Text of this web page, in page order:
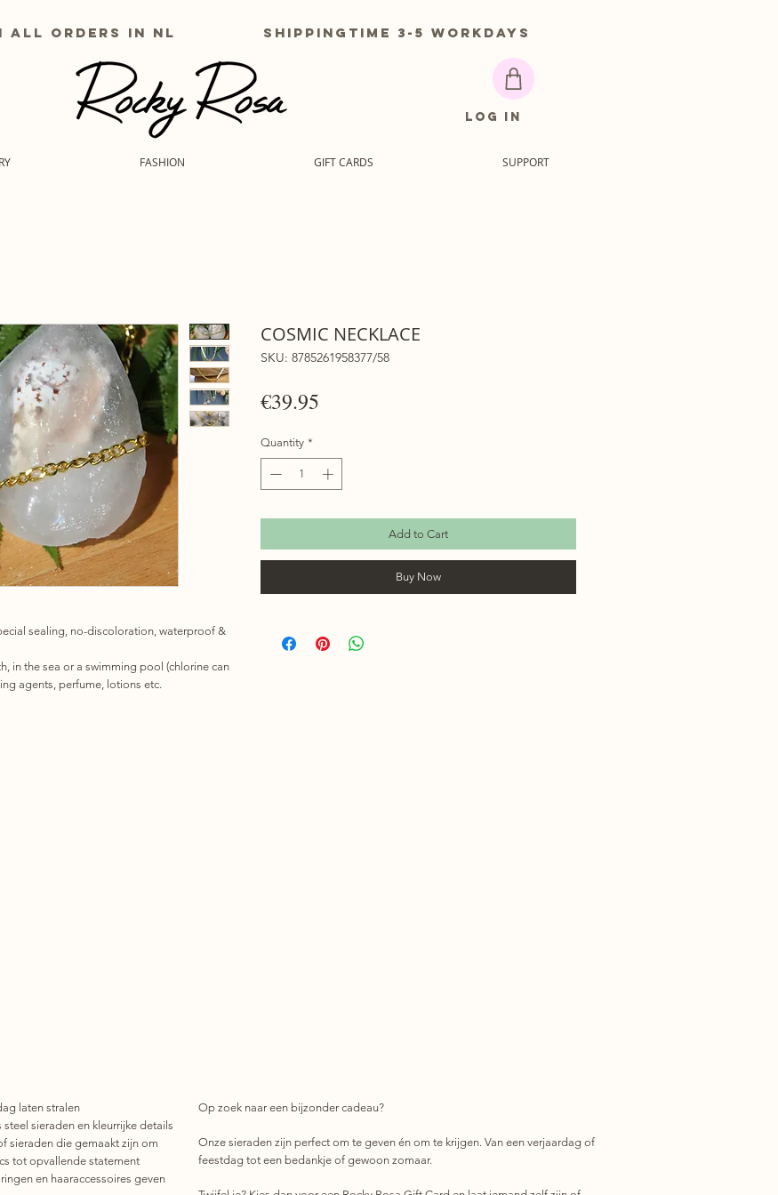
all orders in nl shippingtime 3-5 workdays
FASHION GIFT CARDS SUPPORT
Log In
sealing, no-discoloration, waterproof &
in the sea or a swimming pool (chlorine can
agents, perfume, lotions etc.
COSMIC NECKLACE
SKU: 8785261958377/58
€39.95
Quantity *
Add to Cart
Buy Now
laten stralen
sieraden en kleurrijke details
sieraden die gemaakt zijn om
tot opvallende statement
en haaraccessoires geven
Op zoek naar een bijzonder cadeau?
Onze sieraden zijn perfect om te geven én om te krijgen. Van een verjaardag of
feestdag tot een bedankje of gewoon zomaar.